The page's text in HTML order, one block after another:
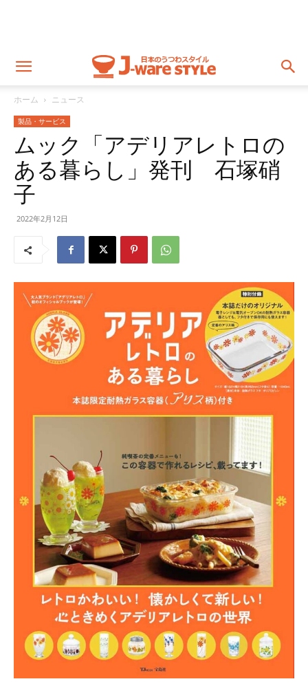
ホーム ニュース
製品・サービス
ムック「アデリアレトロの
ある暮らし」発刊 石塚硝
子
2022年2月12日